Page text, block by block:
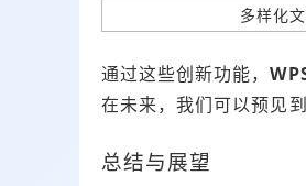
多样化
通过这些创新功能，
在未来，我们可以预见
总结与展望